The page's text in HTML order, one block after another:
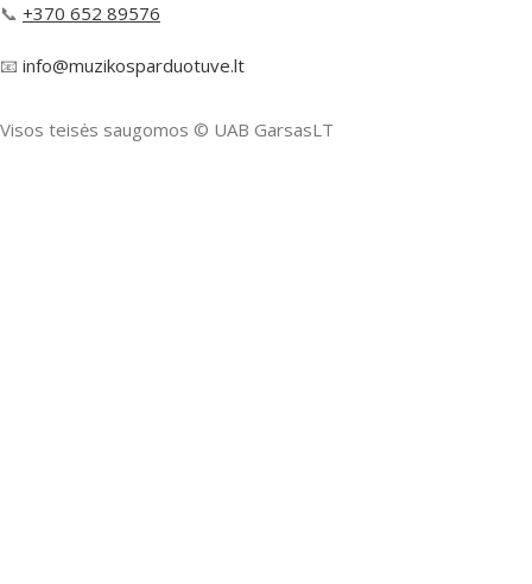
📞 +370 652 89576
📧 info@muzikosparduotuve.lt
Visos teisės saugomos ©️ UAB GarsasLT